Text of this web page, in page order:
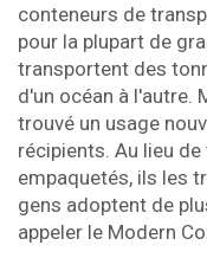
conteneurs de
pour la plupart de
transportent des
d'un océan à l'autre.
trouvé un usage
récipients. Au lieu
empaquetés, ils les
gens adoptent de
appeler le Modern